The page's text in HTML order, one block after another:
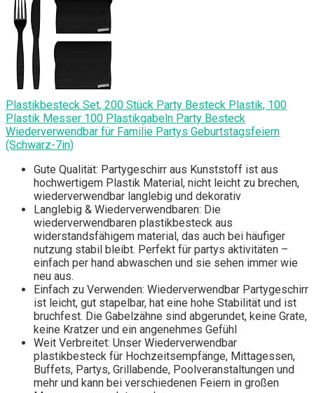
Plastikbesteck Set, 200 Stück Party Besteck Plastik, 100
Plastik Messer 100 Plastikgabeln Party Besteck
Wiederverwendbar für Familie Partys Geburtstagsfeiern
(Schwarz-7in)
Gute Qualität: Partygeschirr aus Kunststoff ist aus
hochwertigem Plastik Material, nicht leicht zu brechen,
wiederverwendbar langlebig und dekorativ
Langlebig & Wiederverwendbaren: Die
wiederverwendbaren plastikbesteck aus
widerstandsfähigem material, das auch bei häufiger
nutzung stabil bleibt. Perfekt für partys aktivitäten –
einfach per hand abwaschen und sie sehen immer wie
neu aus.
Einfach zu Verwenden: Wiederverwendbar Partygeschirr
ist leicht, gut stapelbar, hat eine hohe Stabilität und ist
bruchfest. Die Gabelzähne sind abgerundet, keine Grate,
keine Kratzer und ein angenehmes Gefühl
Weit Verbreitet: Unser Wiederverwendbar
plastikbesteck für Hochzeitsempfänge, Mittagessen,
Buffets, Partys, Grillabende, Poolveranstaltungen und
mehr und kann bei verschiedenen Feiern in großen